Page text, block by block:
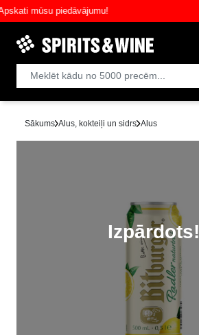
mūsu piedāvājumu!
Sākums Alus, kokteiļi un sidrs Alus
Izpārdots!